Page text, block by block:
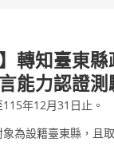
】轉知臺東
能力認證
年12月31日止。
為設籍臺東縣，且